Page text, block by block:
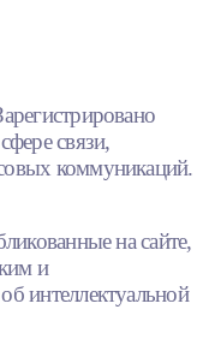
связи,
коммуникаций.
на сайте,
и
интеллектуальной